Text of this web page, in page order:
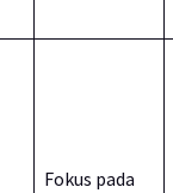
Fokus pada